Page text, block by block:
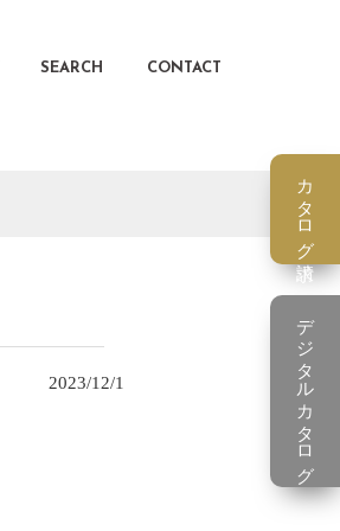
SEARCH CONTACT
2023/12/1
カタログ請求
デジタルカタログ